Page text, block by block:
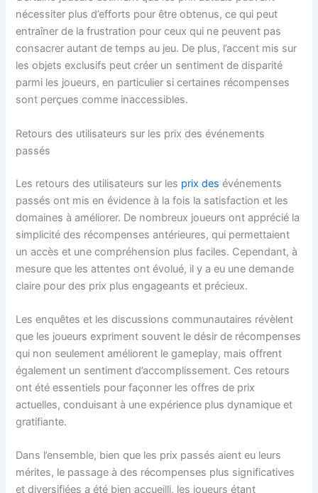
nécessiter plus d’efforts pour être obtenus, ce qui peut
entraîner de la frustration pour ceux qui ne peuvent pas
consacrer autant de temps au jeu. De plus, l’accent mis sur
les objets exclusifs peut créer un sentiment de disparité
parmi les joueurs, en particulier si certaines récompenses
sont perçues comme inaccessibles.
Retours des utilisateurs sur les prix des événements
passés
Les retours des utilisateurs sur les prix des événements
passés ont mis en évidence à la fois la satisfaction et les
domaines à améliorer. De nombreux joueurs ont apprécié la
simplicité des récompenses antérieures, qui permettaient
un accès et une compréhension plus faciles. Cependant, à
mesure que les attentes ont évolué, il y a eu une demande
claire pour des prix plus engageants et précieux.
Les enquêtes et les discussions communautaires révèlent
que les joueurs expriment souvent le désir de récompenses
qui non seulement améliorent le gameplay, mais offrent
également un sentiment d’accomplissement. Ces retours
ont été essentiels pour façonner les offres de prix
actuelles, conduisant à une expérience plus dynamique et
gratifiante.
Dans l’ensemble, bien que les prix passés aient eu leurs
mérites, le passage à des récompenses plus significatives
et diversifiées a été bien accueilli, les joueurs étant